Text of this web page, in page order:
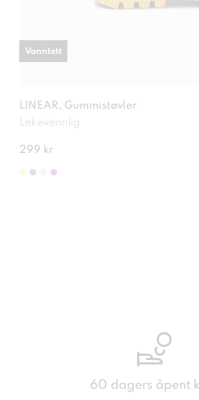
LINEAR, Gummistøvler
Lekevennlig
299 kr
Vanntett
60 dagers åpent